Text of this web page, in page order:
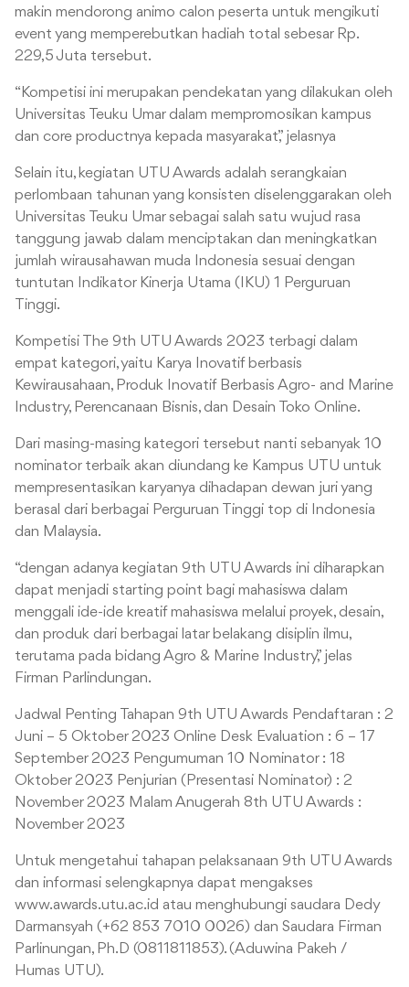
makin mendorong animo calon peserta untuk mengikuti
event yang memperebutkan hadiah total sebesar Rp.
229,5 Juta tersebut.
“Kompetisi ini merupakan pendekatan yang dilakukan oleh
Universitas Teuku Umar dalam mempromosikan kampus
dan core productnya kepada masyarakat,” jelasnya
Selain itu, kegiatan UTU Awards adalah serangkaian
perlombaan tahunan yang konsisten diselenggarakan oleh
Universitas Teuku Umar sebagai salah satu wujud rasa
tanggung jawab dalam menciptakan dan meningkatkan
jumlah wirausahawan muda Indonesia sesuai dengan
tuntutan Indikator Kinerja Utama (IKU) 1 Perguruan
Tinggi.
Kompetisi The 9th UTU Awards 2023 terbagi dalam
empat kategori, yaitu Karya Inovatif berbasis
Kewirausahaan, Produk Inovatif Berbasis Agro- and Marine
Industry, Perencanaan Bisnis, dan Desain Toko Online.
Dari masing-masing kategori tersebut nanti sebanyak 10
nominator terbaik akan diundang ke Kampus UTU untuk
mempresentasikan karyanya dihadapan dewan juri yang
berasal dari berbagai Perguruan Tinggi top di Indonesia
dan Malaysia.
“dengan adanya kegiatan 9th UTU Awards ini diharapkan
dapat menjadi starting point bagi mahasiswa dalam
menggali ide-ide kreatif mahasiswa melalui proyek, desain,
dan produk dari berbagai latar belakang disiplin ilmu,
terutama pada bidang Agro & Marine Industry,” jelas
Firman Parlindungan.
Jadwal Penting Tahapan 9th UTU Awards Pendaftaran : 2
Juni – 5 Oktober 2023 Online Desk Evaluation : 6 – 17
September 2023 Pengumuman 10 Nominator : 18
Oktober 2023 Penjurian (Presentasi Nominator) : 2
November 2023 Malam Anugerah 8th UTU Awards :
November 2023
Untuk mengetahui tahapan pelaksanaan 9th UTU Awards
dan informasi selengkapnya dapat mengakses
www.awards.utu.ac.id atau menghubungi saudara Dedy
Darmansyah (+62 853 7010 0026) dan Saudara Firman
Parlinungan, Ph.D (0811811853). (Aduwina Pakeh /
Humas UTU).